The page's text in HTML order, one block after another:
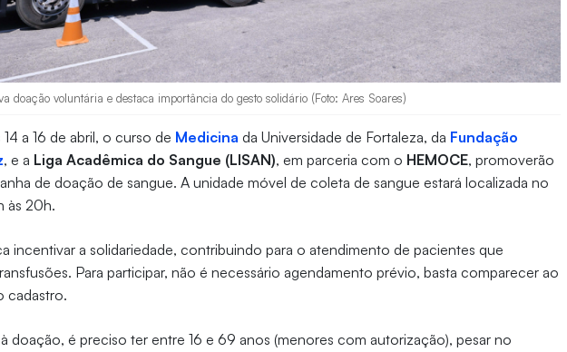
doação voluntária e destaca importância do gesto solidário (Foto: Ares Soares)
a 16 de abril, o curso de Medicina da Universidade de Fortaleza, da Fundação
, e a Liga Acadêmica do Sangue (LISAN), em parceria com o HEMOCE, promoverão
de doação de sangue. A unidade móvel de coleta de sangue estará localizada no
às 20h.
incentivar a solidariedade, contribuindo para o atendimento de pacientes que
Para participar, não é necessário agendamento prévio, basta comparecer ao
cadastro.
doação, é preciso ter entre 16 e 69 anos (menores com autorização), pesar no